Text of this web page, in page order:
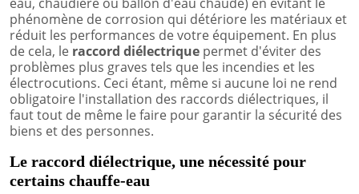
phénomène de corrosion qui détériore les matériaux et
réduit les performances de votre équipement. En plus
de cela, le raccord diélectrique permet d'éviter des
problèmes plus graves tels que les incendies et les
électrocutions. Ceci étant, même si aucune loi ne rend
obligatoire l'installation des raccords diélectriques, il
faut tout de même le faire pour garantir la sécurité des
biens et des personnes.
Le raccord diélectrique, une nécessité pour
certains chauffe-eau